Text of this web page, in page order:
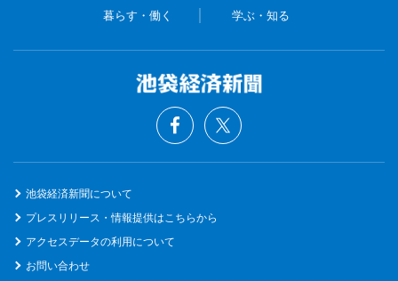
暮らす・働く 学ぶ・知る
池袋経済新聞について
プレスリリース・情報提供はこちらから
アクセスデータの利用について
お問い合わせ